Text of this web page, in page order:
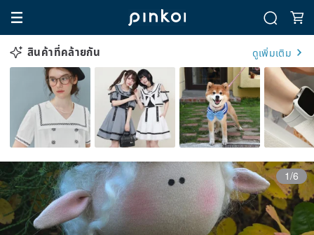
สินค้าที่คล้ายกัน ดูเพิ่มเติม
1/6